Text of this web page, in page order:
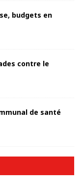
budgets en
contre le
de santé